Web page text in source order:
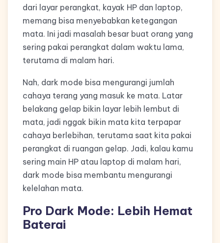
dari layar perangkat, kayak HP dan laptop,
memang bisa menyebabkan ketegangan
mata. Ini jadi masalah besar buat orang yang
sering pakai perangkat dalam waktu lama,
terutama di malam hari.
Nah, dark mode bisa mengurangi jumlah
cahaya terang yang masuk ke mata. Latar
belakang gelap bikin layar lebih lembut di
mata, jadi nggak bikin mata kita terpapar
cahaya berlebihan, terutama saat kita pakai
perangkat di ruangan gelap. Jadi, kalau kamu
sering main HP atau laptop di malam hari,
dark mode bisa membantu mengurangi
kelelahan mata.
Pro Dark Mode: Lebih Hemat
Baterai